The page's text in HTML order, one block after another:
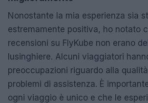
Nonostante la mia esperienza sia
estremamente positiva, ho notato
recensioni su FlyKube non erano
lusinghiere. Alcuni viaggiatori
preoccupazioni riguardo alla
problemi di assistenza. È
ogni viaggio è unico e che le